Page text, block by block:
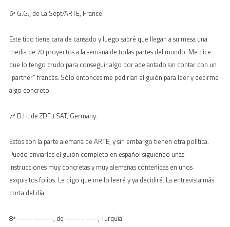
6ª G.G., de La Sept/ARTE, France.
Este tipo tiene cara de cansado y luego sabré que llegan a su mesa una
media de 70 proyectos a la semana de todas partes del mundo. Me dice
que lo tengo crudo para conseguir algo por adelantado sin contar con un
“partner” francés. Sólo entonces me pedirían el guión para leer y decirme
algo concreto.
7ª D.H. de ZDF3 SAT, Germany.
Estos son la parte alemana de ARTE, y sin embargo tienen otra política.
Puedo enviarles el guión completo en español siguiendo unas
instrucciones muy concretas y muy alemanas contenidas en unos
exquisitos folios. Le digo que me lo leeré y ya decidiré. La entrevista más
corta del día.
8ª —— ——–, de ——– —–, Turquía.